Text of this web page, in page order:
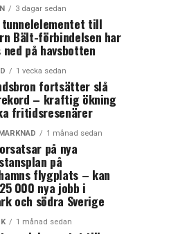
3 dagar sedan
tunnelelementet till
Bält-förbindelsen har
på havsbotten
1 vecka sedan
fortsätter slå
– kraftig ökning
fritidsresenärer
1 månad sedan
på nya
på
flygplats – kan
000 nya jobb i
och södra Sverige
1 månad sedan